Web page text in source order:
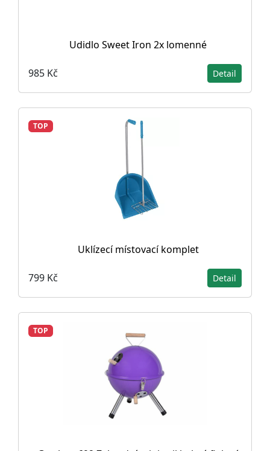
Udidlo Sweet Iron 2x lomenné
985 Kč Detail
TOP
Uklízecí místovací komplet
799 Kč Detail
TOP